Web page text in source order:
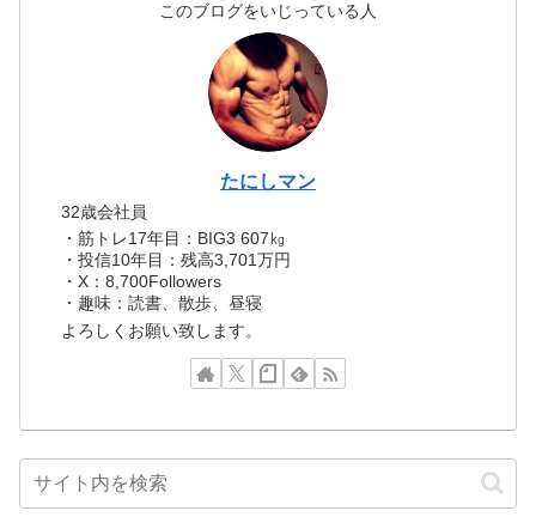
このブログをいじっている人
たにしマン
32歳会社員
・筋トレ17年目：BIG3 607㎏
・投信10年目：残高3,701万円
・X：8,700Followers
・趣味：読書、散歩、昼寝
よろしくお願い致します。